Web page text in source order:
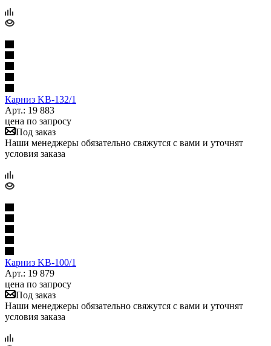
Карниз KB-132/1
Арт.: 19 883
цена по запросу
Под заказ
Наши менеджеры обязательно свяжутся с вами и уточнят
условия заказа
Карниз KB-100/1
Арт.: 19 879
цена по запросу
Под заказ
Наши менеджеры обязательно свяжутся с вами и уточнят
условия заказа